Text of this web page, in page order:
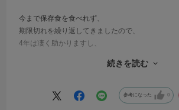
今まで保存食を食べれず、
期限切れを繰り返してきましたので、
4年は凄く助かりますし、
普段添加物、国産である事を気にしていますので、
宜しくお願い致します！！
ちなみにミートボールも大量に買ってますが、
続きを読む
参考になった 0